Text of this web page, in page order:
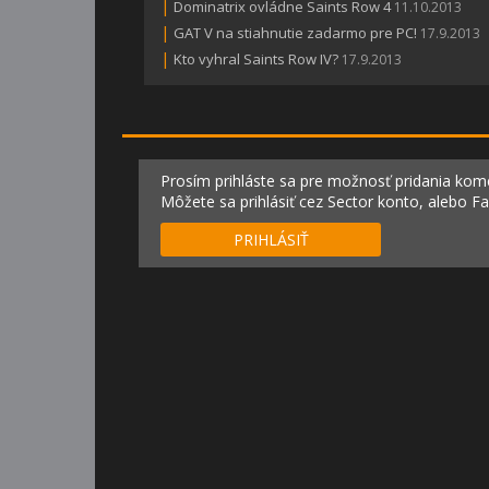
| Dominatrix ovládne Saints Row 4 11.10.2013
| GAT V na stiahnutie zadarmo pre PC! 17.9.2013
| Kto vyhral Saints Row IV? 17.9.2013
Prosím prihláste sa pre možnosť pridania
Môžete sa prihlásiť cez Sector konto, alebo
PRIHLÁSIŤ